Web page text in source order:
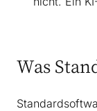
Was